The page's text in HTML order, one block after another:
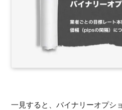
一見すると、バイナリーオプシ